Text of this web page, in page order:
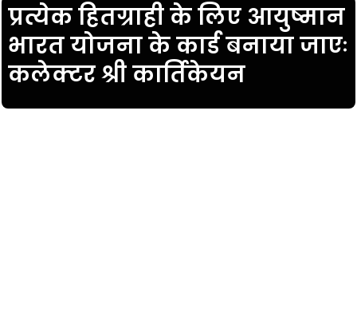
प्रत्येक हितग्राही के लिए आयुष्मान
भारत योजना के कार्ड बनाया जाएः
कलेक्टर श्री कार्तिकेयन